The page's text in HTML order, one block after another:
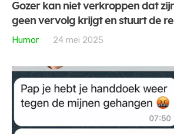
Gozer kan niet verkroppen dat
geen vervolg krijgt en stuurt de
Humor
24 mei 2025